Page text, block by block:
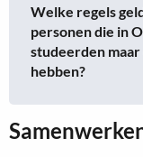
Welke regels
personen die in
studeerden
hebben?